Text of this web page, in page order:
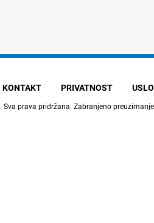
KONTAKT PRIVATNOST
. Sva prava pridržana. Zabranjeno